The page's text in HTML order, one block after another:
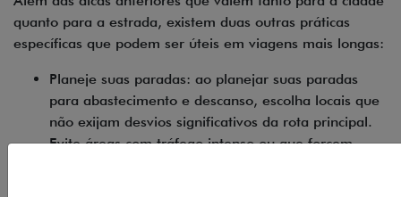
quanto para a estrada, existem duas outras práticas
específicas que podem ser úteis em viagens mais longas:
Planeje suas paradas: ao planejar suas paradas
para abastecimento e descanso, escolha locais que
não exijam desvios significativos da rota principal.
Evite áreas com tráfego intenso ou que forcem